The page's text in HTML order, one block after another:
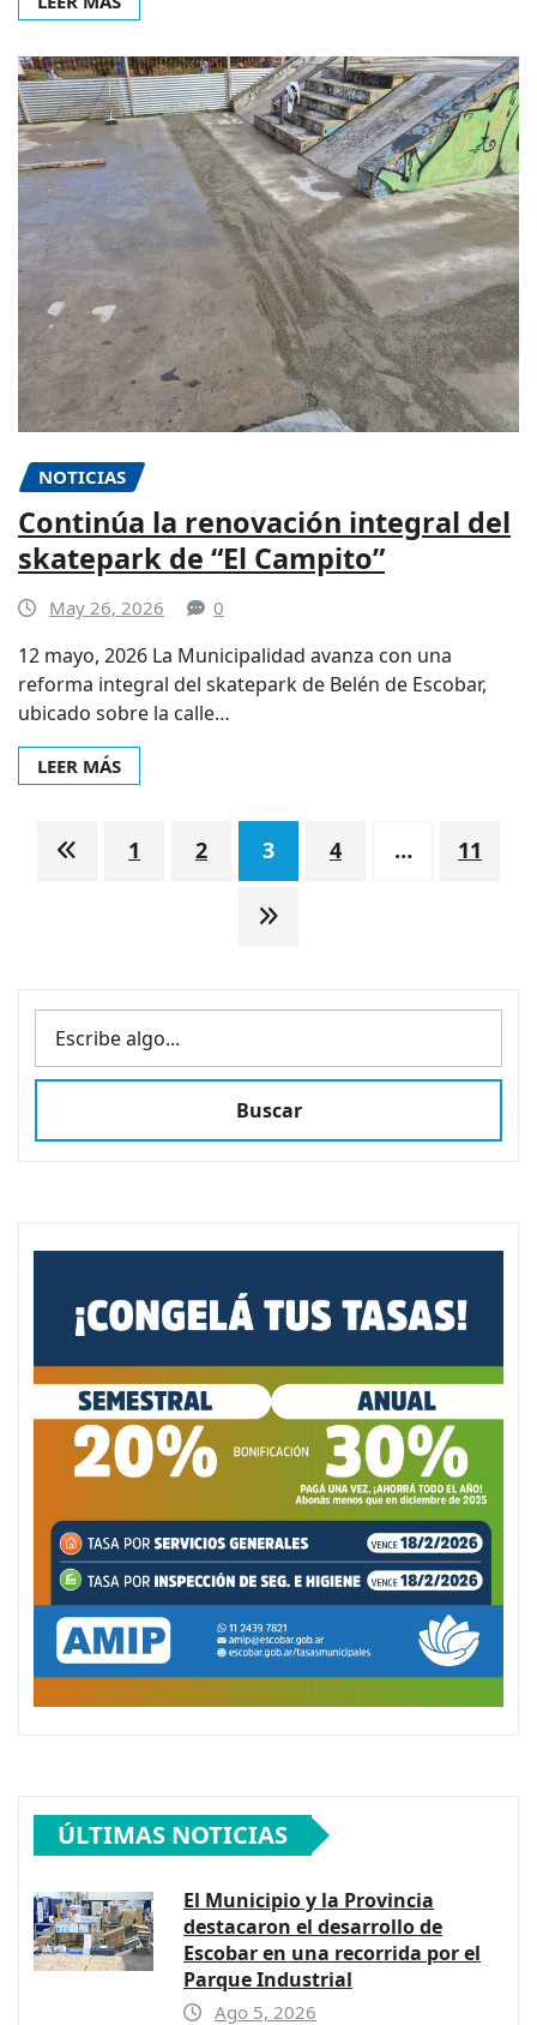
NOTICIAS
Continúa la renovación integral del
skatepark de “El Campito”
May 26, 2026 0
12 mayo, 2026 La Municipalidad avanza con una
reforma integral del skatepark de Belén de Escobar,
ubicado sobre la calle…
LEER MÁS
Paginación
1 2 3 4 … 11
BUSCAR
Buscar
ÚLTIMAS NOTICIAS
El Municipio y la Provincia
destacaron el desarrollo de
Escobar en una recorrida por el
Parque Industrial
Ago 5, 2026